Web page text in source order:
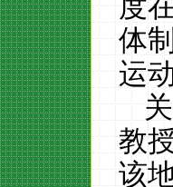
体
运
教
该